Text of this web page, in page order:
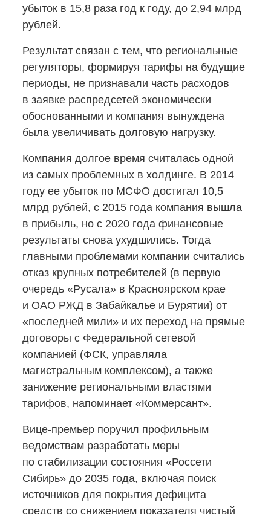
убыток в 15,8 раза год к году, до 2,94 млрд
рублей.
Результат связан с тем, что региональные
регуляторы, формируя тарифы на будущие
периоды, не признавали часть расходов
в заявке распредсетей экономически
обоснованными и компания вынуждена
была увеличивать долговую нагрузку.
Компания долгое время считалась одной
из самых проблемных в холдинге. В 2014
году ее убыток по МСФО достигал 10,5
млрд рублей, с 2015 года компания вышла
в прибыль, но с 2020 года финансовые
результаты снова ухудшились. Тогда
главными проблемами компании считались
отказ крупных потребителей (в первую
очередь «Русала» в Красноярском крае
и ОАО РЖД в Забайкалье и Бурятии) от
«последней мили» и их переход на прямые
договоры с Федеральной сетевой
компанией (ФСК, управляла
магистральным комплексом), а также
занижение региональными властями
тарифов, напоминает «Коммерсант».
Вице-премьер поручил профильным
ведомствам разработать меры
по стабилизации состояния «Россети
Сибирь» до 2035 года, включая поиск
источников для покрытия дефицита
средств со снижением показателя чистый